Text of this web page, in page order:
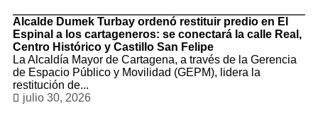
Alcalde Dumek Turbay ordenó restituir predio en El
Espinal a los cartageneros: se conectará la calle Real,
Centro Histórico y Castillo San Felipe
La Alcaldía Mayor de Cartagena, a través de la Gerencia
de Espacio Público y Movilidad (GEPM), lidera la
restitución de...
julio 30, 2026